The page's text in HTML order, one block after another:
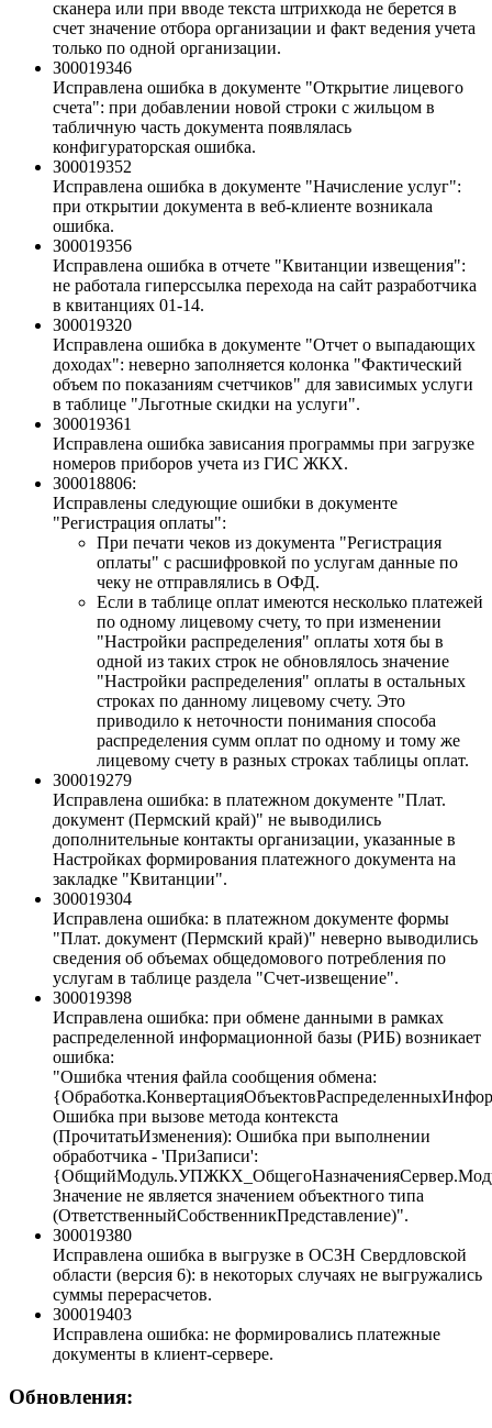
сканера или при вводе текста штрихкода не берется в
счет значение отбора организации и факт ведения учета
только по одной организации.
З00019346
Исправлена ошибка в документе "Открытие лицевого
счета": при добавлении новой строки с жильцом в
табличную часть документа появлялась
конфигураторская ошибка.
З00019352
Исправлена ошибка в документе "Начисление услуг":
при открытии документа в веб-клиенте возникала
ошибка.
З00019356
Исправлена ошибка в отчете "Квитанции извещения":
не работала гиперссылка перехода на сайт разработчика
в квитанциях 01-14.
З00019320
Исправлена ошибка в документе "Отчет о выпадающих
доходах": неверно заполняется колонка "Фактический
объем по показаниям счетчиков" для зависимых услуги
в таблице "Льготные скидки на услуги".
З00019361
Исправлена ошибка зависания программы при загрузке
номеров приборов учета из ГИС ЖКХ.
З00018806:
Исправлены следующие ошибки в документе
"Регистрация оплаты":
При печати чеков из документа "Регистрация
оплаты" с расшифровкой по услугам данные по
чеку не отправлялись в ОФД.
Если в таблице оплат имеются несколько платежей
по одному лицевому счету, то при изменении
"Настройки распределения" оплаты хотя бы в
одной из таких строк не обновлялось значение
"Настройки распределения" оплаты в остальных
строках по данному лицевому счету. Это
приводило к неточности понимания способа
распределения сумм оплат по одному и тому же
лицевому счету в разных строках таблицы оплат.
З00019279
Исправлена ошибка: в платежном документе "Плат.
документ (Пермский край)" не выводились
дополнительные контакты организации, указанные в
Настройках формирования платежного документа на
закладке "Квитанции".
З00019304
Исправлена ошибка: в платежном документе формы
"Плат. документ (Пермский край)" неверно выводились
сведения об объемах общедомового потребления по
услугам в таблице раздела "Счет-извещение".
З00019398
Исправлена ошибка: при обмене данными в рамках
распределенной информационной базы (РИБ) возникает
ошибка:
"Ошибка чтения файла сообщения обмена:
Ошибка при вызове метода контекста
(ПрочитатьИзменения): Ошибка при выполнении
обработчика - 'ПриЗаписи':
Значение не является значением объектного типа
(ОтветственныйСобственникПредставление)".
З00019380
Исправлена ошибка в выгрузке в ОСЗН Свердловской
области (версия 6): в некоторых случаях не выгружались
суммы перерасчетов.
З00019403
Исправлена ошибка: не формировались платежные
документы в клиент-сервере.
Обновления: